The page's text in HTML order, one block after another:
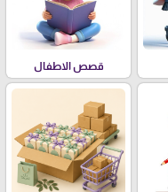
قصص الاطفال